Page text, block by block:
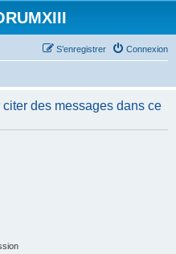
Connexion
S’enregistrer
des messages dans ce